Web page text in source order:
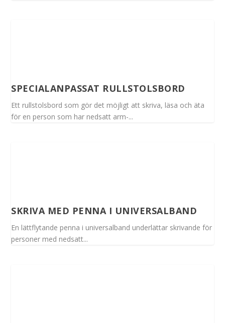
SPECIALANPASSAT RULLSTOLSBORD
Ett rullstolsbord som gör det möjligt att skriva, läsa och äta
för en person som har nedsatt arm-...
SKRIVA MED PENNA I UNIVERSALBAND
En lättflytande penna i universalband underlättar skrivande för
personer med nedsatt...